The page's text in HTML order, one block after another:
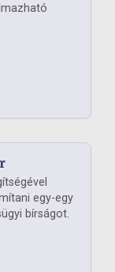
egy-egy
bírságot.